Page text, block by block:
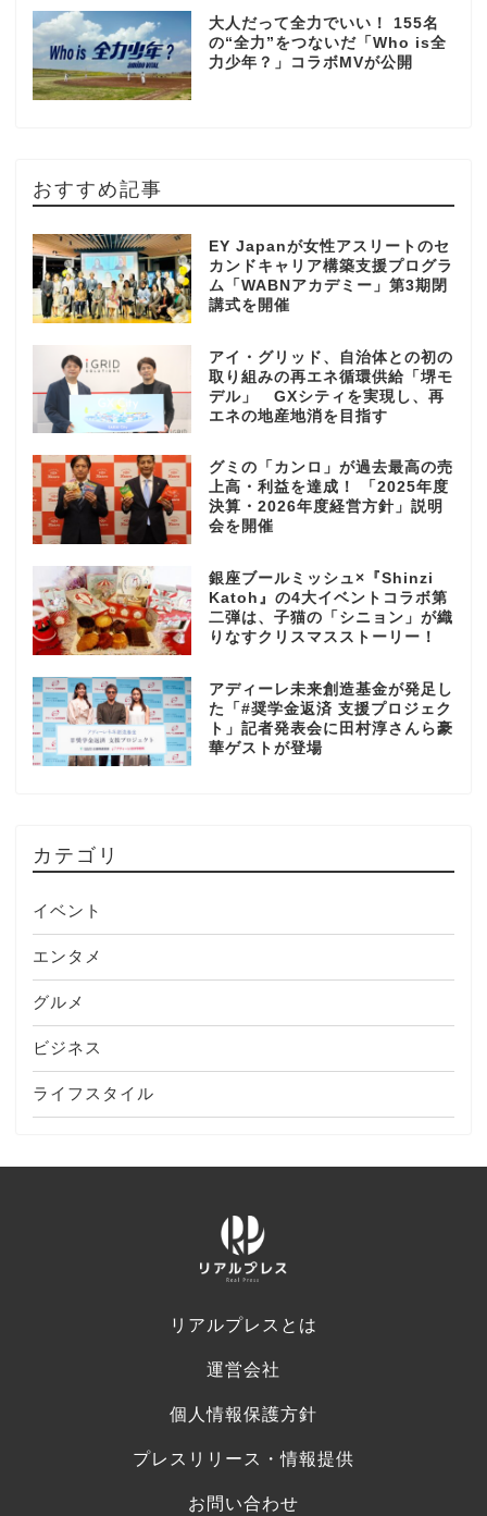
大人だって全力でいい！ 155名
の“全力”をつないだ「Who is全
力少年？」コラボMVが公開
おすすめ記事
EY Japanが女性アスリートのセ
カンドキャリア構築支援プログラ
ム「WABNアカデミー」第3期閉
講式を開催
アイ・グリッド、自治体との初の
取り組みの再エネ循環供給「堺モ
デル」 GXシティを実現し、再
エネの地産地消を目指す
グミの「カンロ」が過去最高の売
上高・利益を達成！ 「2025年度
決算・2026年度経営方針」説明
会を開催
銀座ブールミッシュ×『Shinzi
Katoh』の4大イベントコラボ第
二弾は、子猫の「シニョン」が織
りなすクリスマスストーリー！
アディーレ未来創造基金が発足し
た「#奨学金返済 支援プロジェク
ト」記者発表会に田村淳さんら豪
華ゲストが登場
カテゴリ
イベント
エンタメ
グルメ
ビジネス
ライフスタイル
リアルプレスとは
運営会社
個人情報保護方針
プレスリリース・情報提供
お問い合わせ